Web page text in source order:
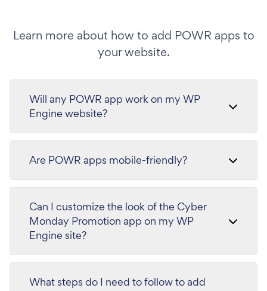
Learn more about how to add POWR apps to
your website.
Will any POWR app work on my WP
Engine website?
Are POWR apps mobile-friendly?
Can I customize the look of the Cyber
Monday Promotion app on my WP
Engine site?
What steps do I need to follow to add